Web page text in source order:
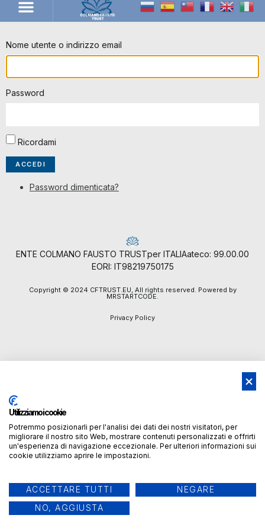
Nome utente o indirizzo email
Password
Ricordami
ACCEDI
Password dimenticata?
ENTE COLMANO FAUSTO TRUSTper ITALIAateco: 99.00.00
EORI: IT98219750175
Copyright © 2024 CFTRUST.EU, All rights reserved. Powered by
MRSTARTCODE.
Privacy Policy
Utilizziamo i cookie
Potremmo posizionarli per l'analisi dei dati dei nostri visitatori, per
migliorare il nostro sito Web, mostrare contenuti personalizzati e offrirti
un'esperienza di navigazione eccezionale. Per ulteriori informazioni sui
cookie utilizziamo aprire le impostazioni.
ACCETTARE TUTTI
NEGARE
NO, AGGIUSTA